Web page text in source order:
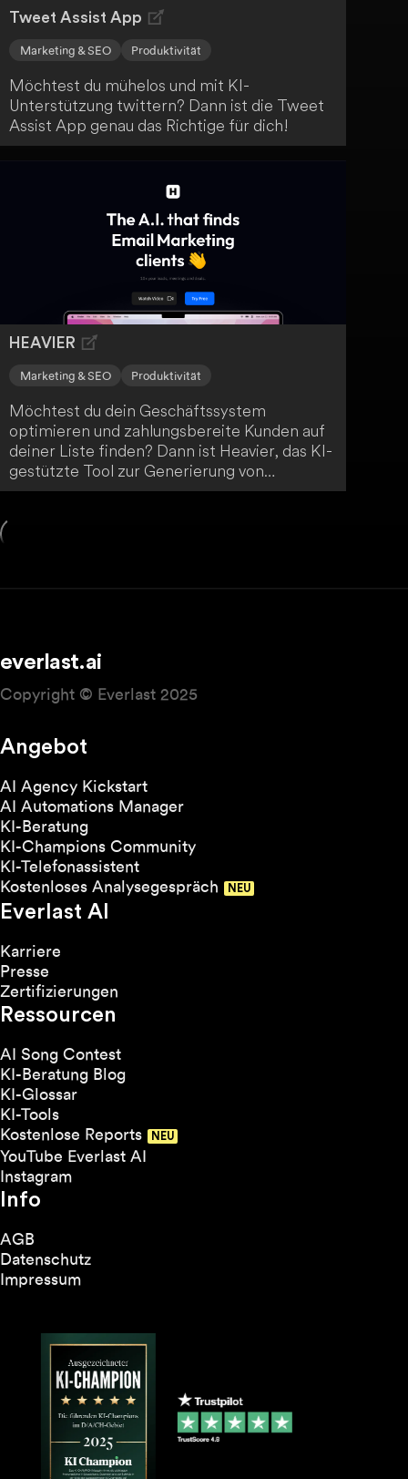
Tweet Assist App
Marketing & SEO Produktivität
Möchtest du mühelos und mit KI-
Unterstützung twittern? Dann ist die Tweet
Assist App genau das Richtige für dich!
HEAVIER
Marketing & SEO Produktivität
Möchtest du dein Geschäftssystem
optimieren und zahlungsbereite Kunden auf
deiner Liste finden? Dann ist Heavier, das KI-
gestützte Tool zur Generierung von
potenziellen Kunden, genau das Richtige für
everlast.ai
Copyright © Everlast 2025
Angebot
AI Agency Kickstart
AI Automations Manager
KI-Beratung
KI-Champions Community
KI-Telefonassistent
Kostenloses Analysegespräch
Everlast AI
Karriere
Presse
Zertifizierungen
Ressourcen
AI Song Contest
KI-Beratung Blog
KI-Glossar
KI-Tools
Kostenlose Reports
YouTube Everlast AI
Instagram
Info
AGB
Datenschutz
Impressum